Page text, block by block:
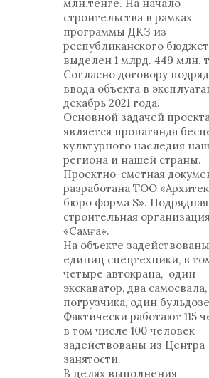
млн.тенге. На начало
строительства в рамках
программы ДКЗ из
республиканского
выделен 1 млрд. 449 млн.
Согласно договору
ввода объекта в
декабрь 2021 года.
Основной задачей
является пропаганда
культурного наследия
региона и нашей страны.
Проектно-сметная
разработана ТОО
бюро форма S». Подрядная
строительная
«Самға».
На объекте
единиц спецтехники, в
четыре автокрана, один
экскаватор, два
погрузчика, один
Фактически работают 115
в том числе 100 человек
задействованы из Центра
занятости.
В целях выполнения